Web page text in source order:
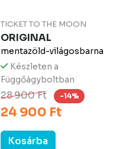
TICKET TO THE MOON
ORIGINAL
mentazöld-világosbarna
Készleten a
Függőágyboltban
28 900 Ft -14%
24 900 Ft
Kosárba